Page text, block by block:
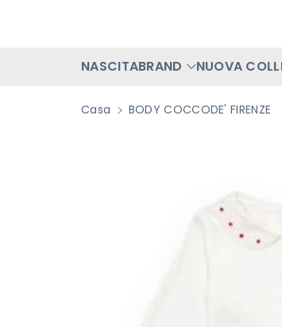
NASCITABRAND NUOVA
Casa BODY COCCODE' FIRENZE